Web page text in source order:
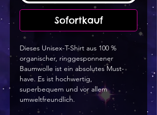
Sofortkauf
Dieses Unisex-T-Shirt aus 100 %
organischer, ringgesponnener
Baumwolle ist ein absolutes Must-
have. Es ist hochwertig,
superbequem und vor allem
umweltfreundlich.